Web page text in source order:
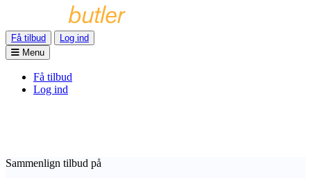
Få tilbud
Log ind
Menu
Få tilbud
Log ind
Sammenlign tilbud på